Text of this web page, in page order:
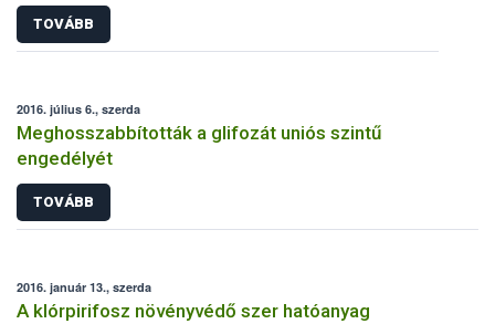
TOVÁBB
2016. július 6., szerda
Meghosszabbították a glifozát uniós szintű
engedélyét
TOVÁBB
2016. január 13., szerda
A klórpirifosz növényvédő szer hatóanyag